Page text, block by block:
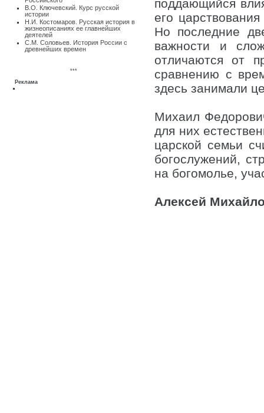
В.О. Ключевский. Курс русской
истории
Н.И. Костомаров. Русская история в
жизнеописаниях ее главнейших
деятелей
С.М. Соловьев. История России с
древнейших времен
***
Реклама
поддающийся
его
Но последние
важности и
отличаются от
сравнению с
здесь занимали
Михаил
для них
царской семьи
богослужений,
на богомолье,
Алексей